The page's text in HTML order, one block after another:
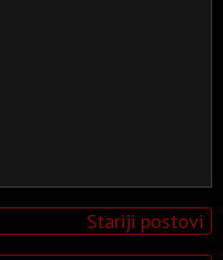
Stariji postovi